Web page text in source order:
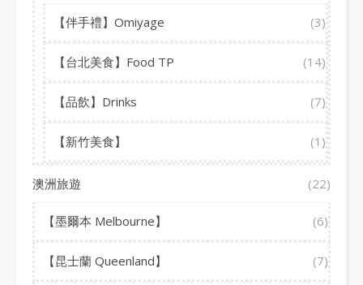
【伴手禮】Omiyage (3)
【台北美食】Food TP (14)
【品飲】Drinks (7)
【新竹美食】 (1)
澳洲旅遊 (22)
【墨爾本 Melbourne】 (6)
【昆士蘭 Queenland】 (7)